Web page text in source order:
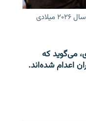
سازمان حقوق بشر ایران در هفت ماه نخست سال ۲۰۲۶ میلادی
می‌گوید که